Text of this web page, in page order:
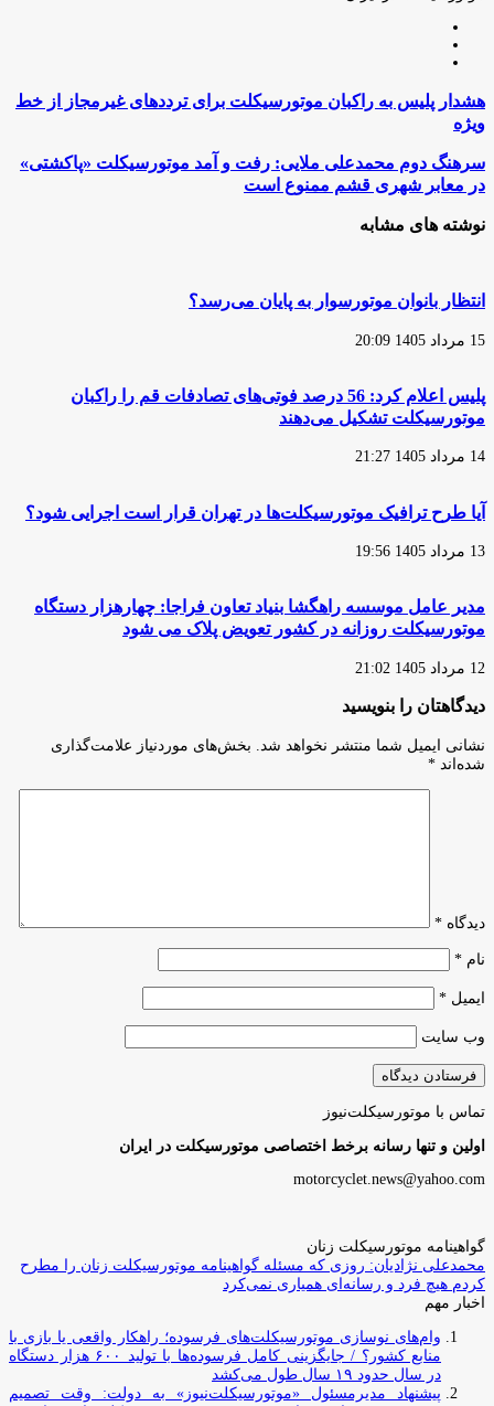
هشدار
پلیس
به
راکبان
موتورسیکلت
برای
غیرمجاز
هشدار پلیس به راکبان موتورسیکلت برای ترددهای غیرمجاز از خط
ویژه
سرهنگ
دوم
محمدعلی
ملایی:
رفت
موتورسیکلت
«پاکشتی»
معابر
قشم
ممنوع
است
سرهنگ دوم محمدعلی ملایی: رفت و آمد موتورسیکلت «پاکشتی»
در معابر شهری قشم ممنوع است
نوشته های مشابه
انتظار بانوان موتورسوار به پایان می‌رسد؟
15 مرداد 1405 20:09
پلیس اعلام کرد: 56 درصد فوتی‌های تصادفات قم را راکبان
موتورسیکلت تشکیل می‌دهند
14 مرداد 1405 21:27
آیا طرح ترافیک موتورسیکلت‌ها در تهران قرار است اجرایی شود؟
13 مرداد 1405 19:56
مدیر عامل موسسه راهگشا بنیاد تعاون فراجا: چهارهزار دستگاه
موتورسیکلت روزانه در کشور تعویض پلاک می شود
12 مرداد 1405 21:02
دیدگاهتان را بنویسید
نشانی ایمیل شما منتشر نخواهد شد.
بخش‌های موردنیاز علامت‌گذاری
شده‌اند *
دیدگاه *
نام *
ایمیل *
وب‌ سایت
تماس با موتورسیکلت‌نیوز
اولین و تنها رسانه برخط اختصاصی موتورسیکلت در ایران
motorcyclet.news@yahoo.com
گواهینامه موتورسیکلت زنان
محمدعلی نژادیان: روزی که مسئله گواهینامه موتورسیکلت زنان را مطرح
کردم هیچ فرد و رسانه‌ای همیاری نمی‌کرد
اخبار مهم
وام‌های نوسازی موتورسیکلت‌های فرسوده؛ راهکار واقعی یا بازی با
منابع کشور؟ / جایگزینی کامل فرسوده‌ها با تولید ۶۰۰ هزار دستگاه
در سال حدود ۱۹ سال طول می‌کشد
پیشنهاد مدیرمسئول «موتورسیکلت‌نیوز» به دولت: وقت تصمیم